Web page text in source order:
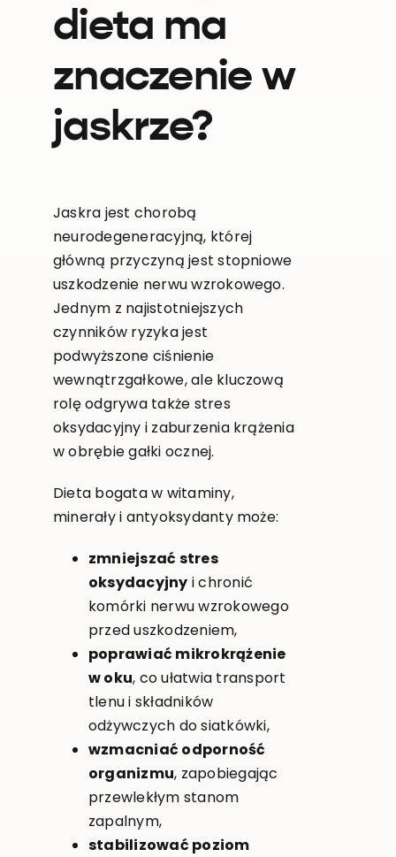
dieta ma
znaczenie w
jaskrze?
Jaskra jest chorobą
neurodegeneracyjną, której
główną przyczyną jest stopniowe
uszkodzenie nerwu wzrokowego.
Jednym z najistotniejszych
czynników ryzyka jest
podwyższone ciśnienie
wewnątrzgałkowe, ale kluczową
rolę odgrywa także stres
oksydacyjny i zaburzenia krążenia
w obrębie gałki ocznej.
Dieta bogata w witaminy,
minerały i antyoksydanty może:
zmniejszać stres
oksydacyjny i chronić
komórki nerwu wzrokowego
przed uszkodzeniem,
poprawiać mikrokrążenie
w oku, co ułatwia transport
tlenu i składników
odżywczych do siatkówki,
wzmacniać odporność
organizmu, zapobiegając
przewlekłym stanom
zapalnym,
stabilizować poziom